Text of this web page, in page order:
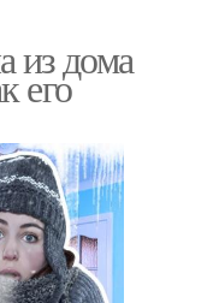
из дома
его